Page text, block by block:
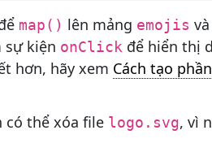
map() lên mảng emojis
sự kiện onClick để hiển thị
hơn, hãy xem Cách tạo
có thể xóa file logo.svg, vì